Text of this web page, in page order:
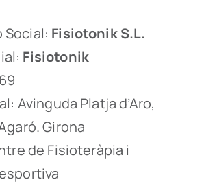
Social: Fisiotonik S.L.
Fisiotonik
Avinguda Platja d’Aro,
Girona
de Fisioteràpia i